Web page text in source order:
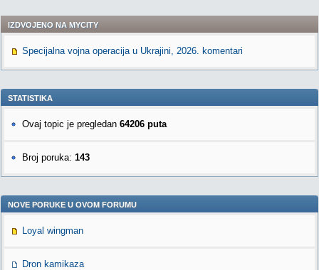
IZDVOJENO NA MYCITY
Specijalna vojna operacija u Ukrajini, 2026. komentari
STATISTIKA
Ovaj topic je pregledan 64206 puta
Broj poruka: 143
NOVE PORUKE U OVOM FORUMU
Loyal wingman
Dron kamikaza